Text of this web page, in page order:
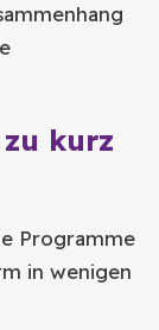
kurz
Programme
in wenigen